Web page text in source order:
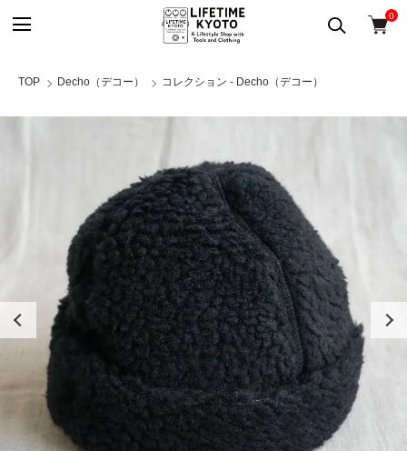
0
TOP Decho（デコー） コレクション - Decho（デコー）